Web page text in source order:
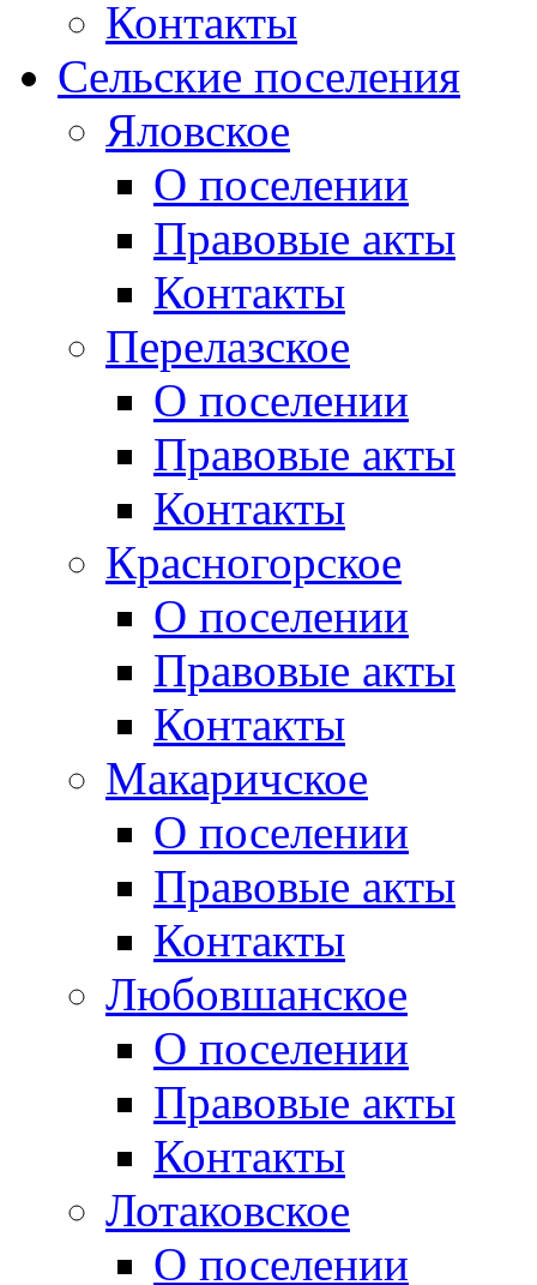
Контакты
Сельские поселения
Яловское
О поселении
Правовые акты
Контакты
Перелазское
О поселении
Правовые акты
Контакты
Красногорское
О поселении
Правовые акты
Контакты
Макаричское
О поселении
Правовые акты
Контакты
Любовшанское
О поселении
Правовые акты
Контакты
Лотаковское
О поселении